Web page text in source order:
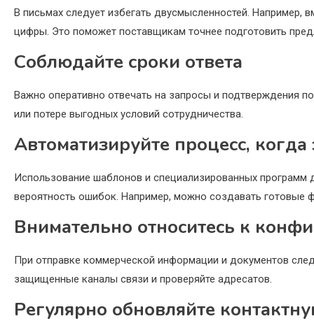
В письмах следует избегать двусмысленностей. Например,
цифры. Это поможет поставщикам точнее подготовить
Соблюдайте сроки ответа
Важно оперативно отвечать на запросы и подтверждения
или потере выгодных условий сотрудничества.
Автоматизируйте процесс,
Использование шаблонов и специализированных
вероятность ошибок. Например, можно создавать готовые
Внимательно относитесь к
При отправке коммерческой информации и документов
защищенные каналы связи и проверяйте адресатов.
Регулярно обновляйте